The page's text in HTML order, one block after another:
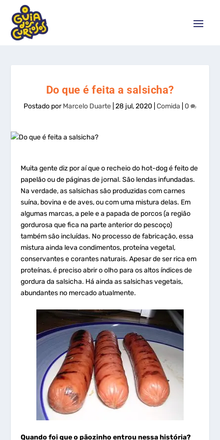
Do que é feita a salsicha?
Postado porMarcelo Duarte 28 jul, 2020 Comida 0
Muitagente diz por aí que o recheio do hot-dogé feito de
papelão ou de páginas de jornal. São lendas infundadas.
Na verdade, as salsichas são produzidas com carnes
suína, bovina e de aves, ou com uma mistura delas. Em
algumas marcas, a pele e a papada de porcos (a região
gordurosa que fica na parte anterior do pescoço)
também são incluídas. No processo de fabricação, essa
mistura ainda leva condimentos, proteína vegetal,
conservantes e corantes naturais. Apesar de ser rica em
proteínas, é preciso abrir o olho para os altos índices de
gordura da salsicha. Há ainda as salsichas vegetais,
abundantes no mercado atualmente.
Quando foi que o pãozinho entrou nessa história?